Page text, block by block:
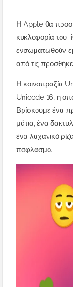
Η Apple θα
κυκλοφορία του
ενσωματωθούν
από τις
Η κοινοπραξία
Unicode 16, η
Βρίσκουμε ένα
μάτια, ένα
ένα λαχανικό
παφλασμό.